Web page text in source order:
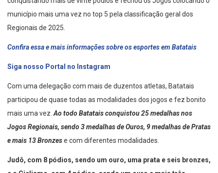
conquistando mais de vinte pódios e fechou os Jogos colocando o
município mais uma vez no top 5 pela classificação geral dos
Regionais de 2025.
Confira essa e mais informações sobre os esportes em Batatais
Siga nosso Portal no Instagram
Com uma delegação com mais de duzentos atletas, Batatais
participou de quase todas as modalidades dos jogos e fez bonito
mais uma vez.Ao todo Batatais conquistou 25 medalhas nos
Jogos Regionais, sendo 3 medalhas de Ouros, 9 medalhas de Pratas
e mais 13 Bronzes e com diferentes modalidades.
Judô, com 8 pódios, sendo um ouro, uma prata e seis bronzes,